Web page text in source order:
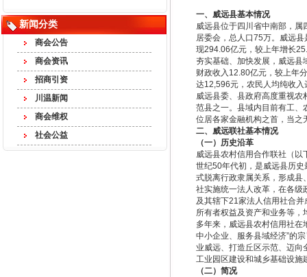
新闻分类
商会公告
商会资讯
招商引资
川温新闻
商会维权
社会公益
一、威远县基本情况
威远县位于四川省中南部，
居委会，总人口75万。威远
现294.06亿元，较上年增长
夯实基础、加快发展，威远
财政收入12.80亿元，较上年
达12,596元，农民人均纯收
威远县委、县政府高度重视
范县之一。县域内目前有工、
位居各家金融机构之首，当之
二、威远联社基本情况
（一）历史沿革
威远县农村信用合作联社（
世纪50年代初，是威远县历
式脱离行政隶属关系，形成
社实施统一法人改革，在各级
及其辖下21家法人信用社合
所有者权益及资产和业务等，
多年来，威远县农村信用社在
中小企业、服务县域经济”的
业威远、打造丘区示范、迈向
工业园区建设和城乡基础设施
（二）简况